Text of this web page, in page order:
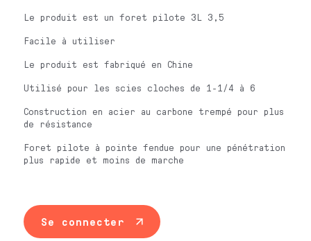
Le produit est un foret pilote 3L 3,5
Facile à utiliser
Le produit est fabriqué en Chine
Utilisé pour les scies cloches de 1-1/4 à 6
Construction en acier au carbone trempé pour plus
de résistance
Foret pilote à pointe fendue pour une pénétration
plus rapide et moins de marche
Se connecter